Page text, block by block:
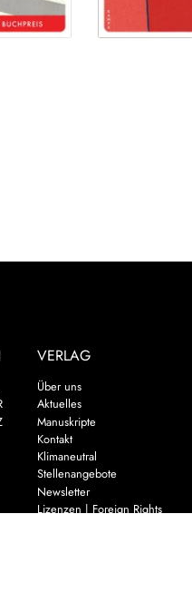
VERLAG
Über uns
Aktuelles
Manuskripte
Kontakt
Klimaneutral
Stellenangebote
Newsletter
Lizenzen | Foreign Rights